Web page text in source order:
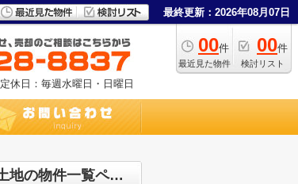
最終更新：2026年08月07日
00件
最近見た物件
00件
検討リスト
定休日：毎週水曜日・日曜日
渋谷駅投資マンション、アパート(棟)、マンション(棟)、ビル、戸建、店舗事務所、その他、土地の物件一覧ページです